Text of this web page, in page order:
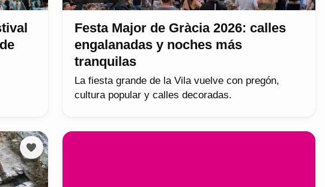
Festa Major de Gràcia 2026: calles
engalanadas y noches más
tranquilas
La fiesta grande de la Vila vuelve con pregón,
cultura popular y calles decoradas.